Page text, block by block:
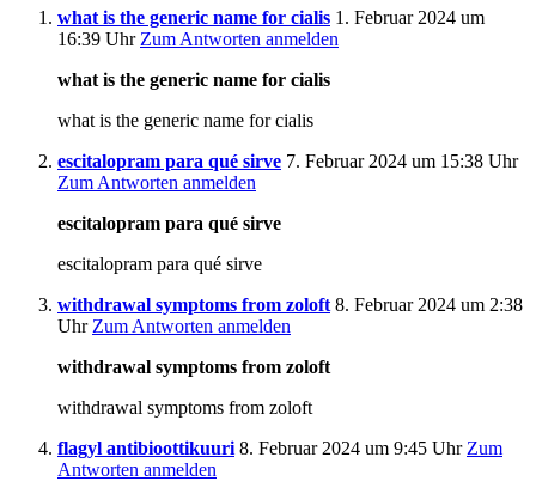
what is the generic name for cialis 1. Februar 2024 um
16:39 Uhr Zum Antworten anmelden
what is the generic name for cialis
what is the generic name for cialis
escitalopram para qué sirve 7. Februar 2024 um 15:38 Uhr
Zum Antworten anmelden
escitalopram para qué sirve
escitalopram para qué sirve
withdrawal symptoms from zoloft 8. Februar 2024 um 2:38
Uhr Zum Antworten anmelden
withdrawal symptoms from zoloft
withdrawal symptoms from zoloft
flagyl antibioottikuuri 8. Februar 2024 um 9:45 Uhr Zum
Antworten anmelden